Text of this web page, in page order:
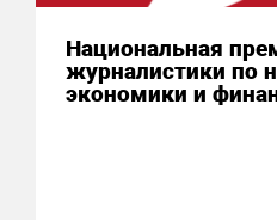
Национальная
журналистики по
экономики и